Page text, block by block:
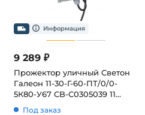
9 289 ₽
Прожектор уличный Светон
Галеон 11-30-Г-60-ПТ/0/0-
5К80-У67 CB-C0305039 11
Под заказ